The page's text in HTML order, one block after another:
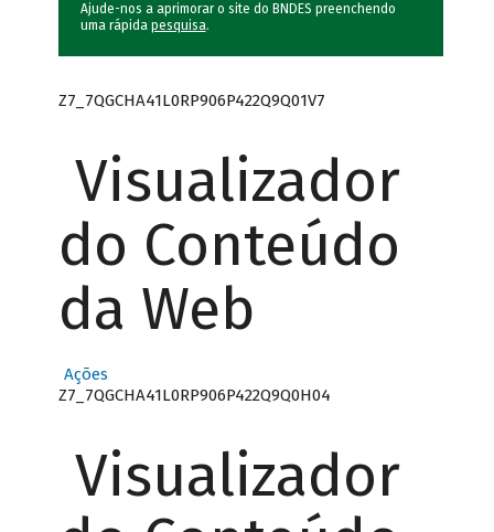
Ajude-nos a aprimorar o site do BNDES preenchendo
uma rápida pesquisa.
Z7_7QGCHA41L0RP906P422Q9Q01V7
Visualizador
do Conteúdo
da Web
Ações
Z7_7QGCHA41L0RP906P422Q9Q0H04
Visualizador